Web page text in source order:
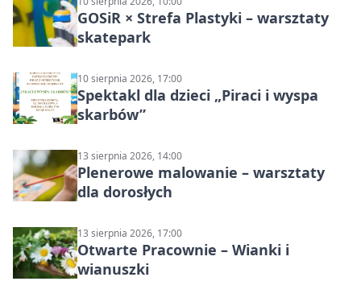
GOSiR × Strefa Plastyki – warsztaty
skatepark
10 sierpnia 2026, 17:00
Spektakl dla dzieci „Piraci i wyspa
skarbów”
13 sierpnia 2026, 14:00
Plenerowe malowanie – warsztaty
dla dorosłych
13 sierpnia 2026, 17:00
Otwarte Pracownie – Wianki i
wianuszki